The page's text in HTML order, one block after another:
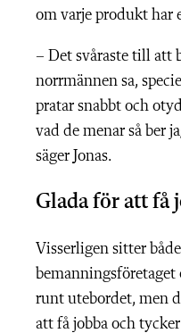
om varje produkt har
– Det svåraste till att
norrmännen sa,
pratar snabbt och
vad de menar så ber
säger Jonas.
Glada för att få
Visserligen sitter
bemanningsföretaget
runt utebordet, men
att få jobba och